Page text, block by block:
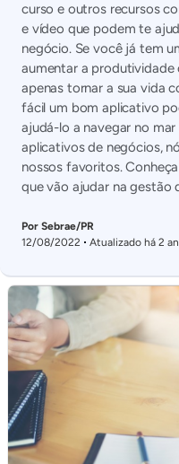
curso e outros recursos
e vídeo que podem te
negócio. Se você já tem
aumentar a produtividade
apenas tornar a sua vida
fácil um bom aplicativo
ajudá-lo a navegar no
aplicativos de negócios,
nossos favoritos.
que vão ajudar na gestão
Por Sebrae/PR
12/08/2022
Atualizado há 2